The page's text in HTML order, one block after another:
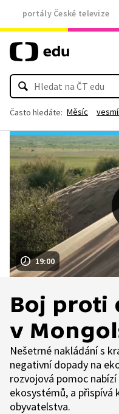
portály České televize
Často hledáte: Měsíc
19:00
Boj proti
v
Nešetrné nakládání s
negativní dopady na
rozvojová pomoc
ekosystémů, a přispívá
obyvatelstva.